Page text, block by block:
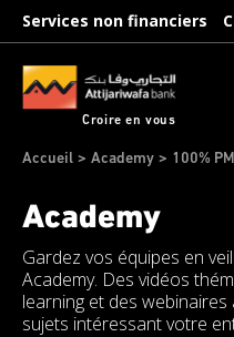
Aller
principal
Services non financiers
Croire en vous
Fil
Accueil Academy 100%
Academy
Gardez vos équipes en
Academy. Des vidéos
learning et des
sujets intéressant votre